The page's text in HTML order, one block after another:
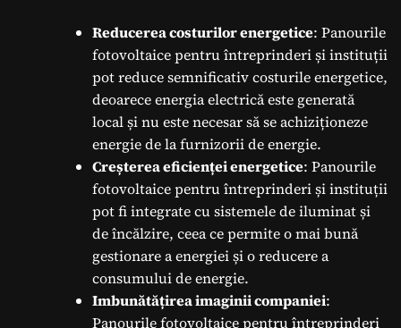
Reducerea costurilor energetice: Panourile
fotovoltaice pentru întreprinderi și instituții
pot reduce semnificativ costurile energetice,
deoarece energia electrică este generată
local și nu este necesar să se achiziționeze
energie de la furnizorii de energie.
Creșterea eficienței energetice: Panourile
fotovoltaice pentru întreprinderi și instituții
pot fi integrate cu sistemele de iluminat și
de încălzire, ceea ce permite o mai bună
gestionare a energiei și o reducere a
consumului de energie.
Imbunătățirea imaginii companiei:
Panourile fotovoltaice pentru întreprinderi